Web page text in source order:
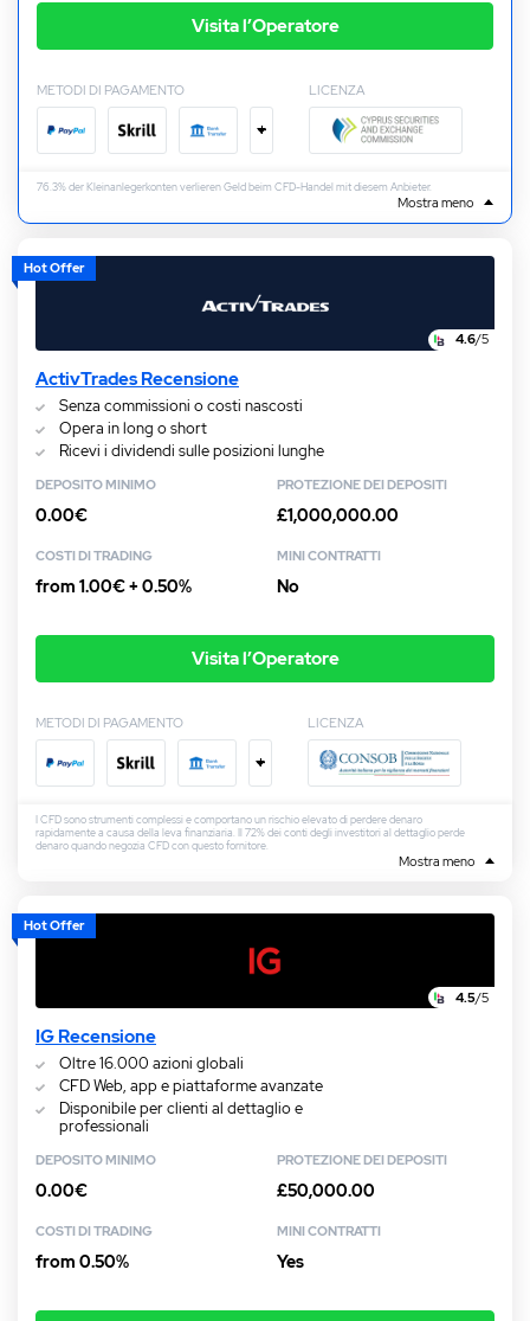
Visita l’Operatore
METODI DI PAGAMENTO
+
LICENZA
76.3% der Kleinanlegerkonten verlieren Geld beim CFD-Handel mit diesem Anbieter.
Mostra meno
Hot Offer
4.6/5
ActivTrades Recensione
Senza commissioni o costi nascosti
Opera in long o short
Ricevi i dividendi sulle posizioni lunghe
DEPOSITO MINIMO
0.00€
PROTEZIONE DEI DEPOSITI
£1,000,000.00
COSTI DI TRADING
from 1.00€ + 0.50%
MINI CONTRATTI
No
Visita l’Operatore
METODI DI PAGAMENTO
+
LICENZA
I CFD sono strumenti complessi e comportano un rischio elevato di perdere denaro
rapidamente a causa della leva finanziaria. Il 72% dei conti degli investitori al dettaglio perde
denaro quando negozia CFD con questo fornitore.
Mostra meno
Hot Offer
4.5/5
IG Recensione
Oltre 16.000 azioni globali
CFD Web, app e piattaforme avanzate
Disponibile per clienti al dettaglio e
professionali
DEPOSITO MINIMO
0.00€
PROTEZIONE DEI DEPOSITI
£50,000.00
COSTI DI TRADING
from 0.50%
MINI CONTRATTI
Yes